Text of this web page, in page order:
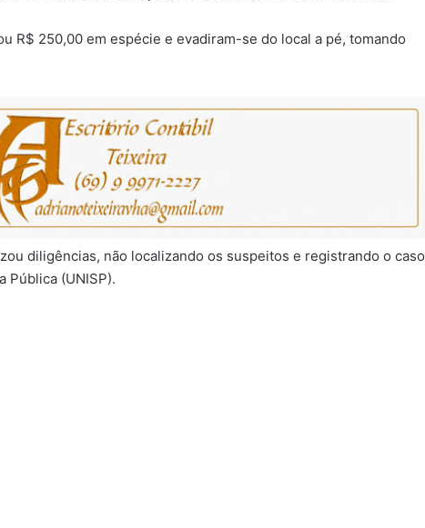
R$ 250,00 em espécie e evadiram-se do local a pé, tomando
diligências, não localizando os suspeitos e registrando o caso
Pública (UNISP).